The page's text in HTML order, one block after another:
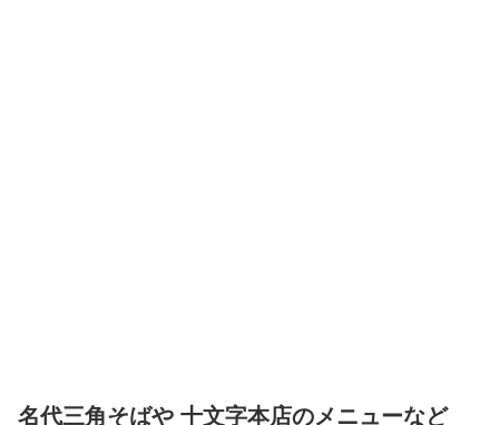
名代三角そばや 十文字本店のメニューなど